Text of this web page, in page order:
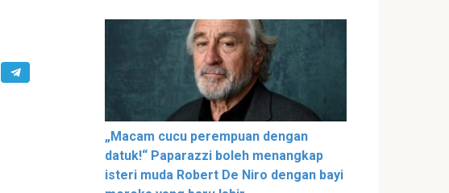
„Macam cucu perempuan dengan
datuk!“ Paparazzi boleh menangkap
isteri muda Robert De Niro dengan bayi